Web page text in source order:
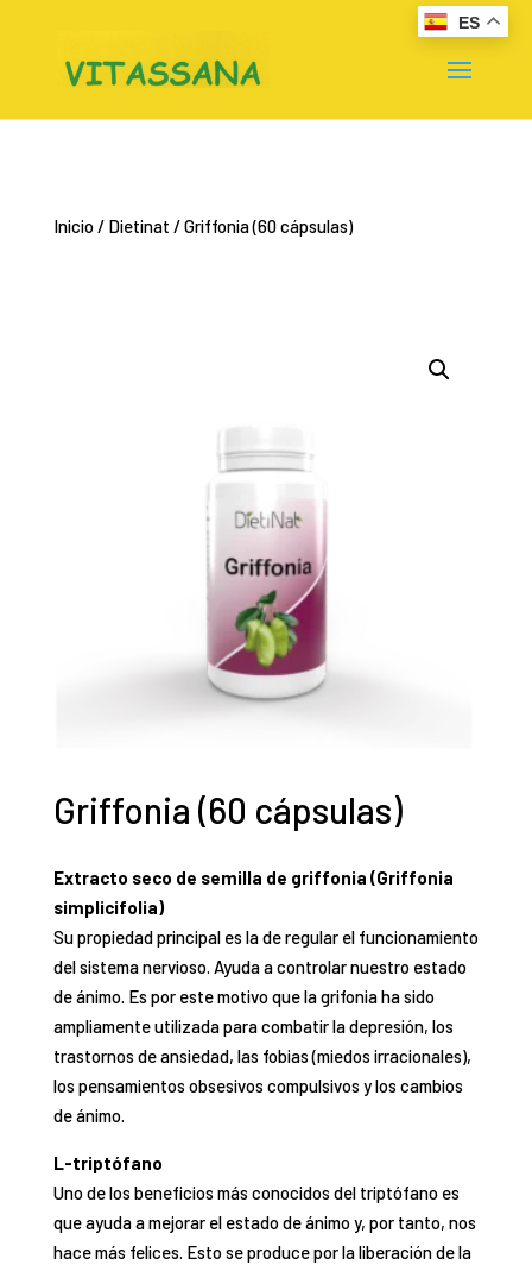
Inicio/ Dietinat / Griffonia (60 cápsulas)
Griffonia (60 cápsulas)
Extracto seco de semilla de griffonia (Griffonia
simplicifolia)
Su propiedad principal es la de regular el funcionamiento
del sistema nervioso. Ayuda a controlar nuestro estado
de ánimo. Es por este motivo que la grifonia ha sido
ampliamente utilizada para combatir la depresión, los
trastornos de ansiedad, las fobias (miedos irracionales),
los pensamientos obsesivos compulsivos y los cambios
de ánimo.
L-triptófano
Uno de los beneficios más conocidos del triptófano es
que ayuda a mejorar el estado de ánimo y, por tanto, nos
hace más felices. Esto se produce por la liberación de la
ES